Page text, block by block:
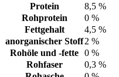
Protein
8,5 %
Rohprotein
0 %
Fettgehalt
4,5 %
anorganischer Stoff2 %
Rohöle und -fette 0 %
Rohfaser
0,3 %